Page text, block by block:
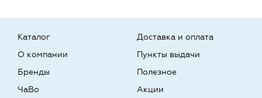
Каталог
О компании
Бренды
Доставка и оплата
Пункты выдачи
Полезное
ЧаВо
Акции